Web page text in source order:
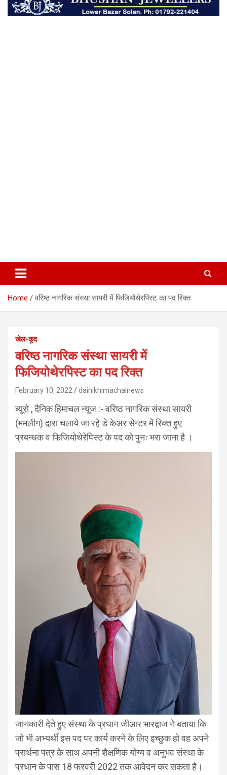
Home वरिष्ठ नागरिक संस्था सायरी में फिजियोथेरपिस्ट का पद रिक्त
खेल-कूद
वरिष्ठ नागरिक संस्था सायरी में
फिजियोथेरपिस्ट का पद रिक्त
February 10, 2022 dainikhimachalnews
ब्यूरो , दैनिक हिमाचल न्यूज :- वरिष्ठ नागरिक संस्था सायरी
(ममलीग) द्वारा चलाये जा रहे डे केअर सेन्टर में रिक्त हुए
प्रबन्धक व फिजियोथेरेपिस्ट के पद को पुनः भरा जाना है ।
जानकारी देते हुए संस्था के प्रधान जीआर भारद्वाज ने बताया कि
जो भी अभ्यर्थी इस पद पर कार्य करने के लिए इच्छुक हो वह अपने
प्रार्थना पत्र के साथ अपनी शैक्षणिक योग्य व अनुभव संस्था के
प्रधान के पास 18 फरवरी 2022 तक आवेदन कर सकता है।